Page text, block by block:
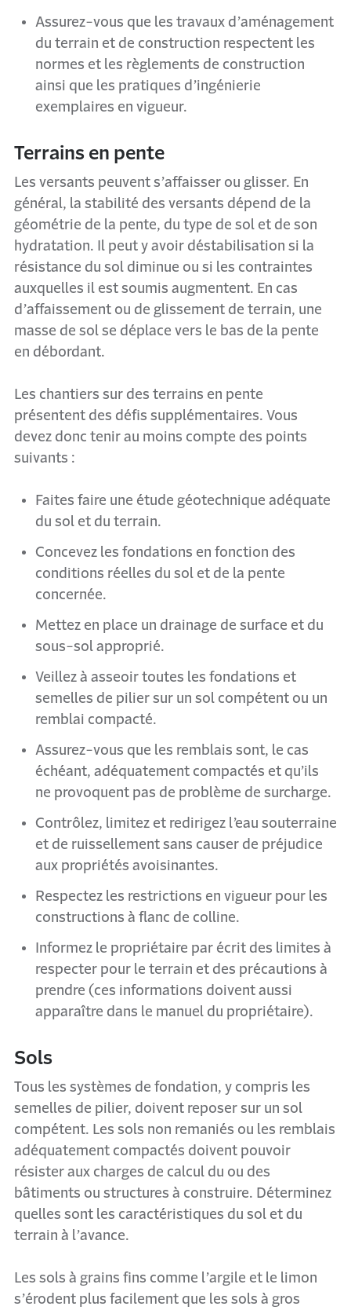
Assurez-vous que les travaux d’aménagement
du terrain et de construction respectent les
normes et les règlements de construction
ainsi que les pratiques d’ingénierie
exemplaires en vigueur.
Terrains en pente
Les versants peuvent s’affaisser ou glisser. En
général, la stabilité des versants dépend de la
géométrie de la pente, du type de sol et de son
hydratation. Il peut y avoir déstabilisation si la
résistance du sol diminue ou si les contraintes
auxquelles il est soumis augmentent. En cas
d’affaissement ou de glissement de terrain, une
masse de sol se déplace vers le bas de la pente
en débordant.
Les chantiers sur des terrains en pente
présentent des défis supplémentaires. Vous
devez donc tenir au moins compte des points
suivants :
Faites faire une étude géotechnique adéquate
du sol et du terrain.
Concevez les fondations en fonction des
conditions réelles du sol et de la pente
concernée.
Mettez en place un drainage de surface et du
sous-sol approprié.
Veillez à asseoir toutes les fondations et
semelles de pilier sur un sol compétent ou un
remblai compacté.
Assurez-vous que les remblais sont, le cas
échéant, adéquatement compactés et qu’ils
ne provoquent pas de problème de surcharge.
Contrôlez, limitez et redirigez l’eau souterraine
et de ruissellement sans causer de préjudice
aux propriétés avoisinantes.
Respectez les restrictions en vigueur pour les
constructions à flanc de colline.
Informez le propriétaire par écrit des limites à
respecter pour le terrain et des précautions à
prendre (ces informations doivent aussi
apparaître dans le manuel du propriétaire).
Sols
Tous les systèmes de fondation, y compris les
semelles de pilier, doivent reposer sur un sol
compétent. Les sols non remaniés ou les remblais
adéquatement compactés doivent pouvoir
résister aux charges de calcul du ou des
bâtiments ou structures à construire. Déterminez
quelles sont les caractéristiques du sol et du
terrain à l’avance.
Les sols à grains fins comme l’argile et le limon
s’érodent plus facilement que les sols à gros